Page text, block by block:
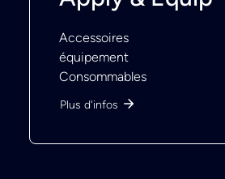
Accessoires
équipement
Consommables
Plus d'infos